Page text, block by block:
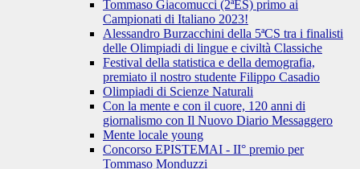
Tommaso Giacomucci (2ªES) primo ai
Campionati di Italiano 2023!
Alessandro Burzacchini della 5ªCS tra i finalisti
delle Olimpiadi di lingue e civiltà Classiche
Festival della statistica e della demografia,
premiato il nostro studente Filippo Casadio
Olimpiadi di Scienze Naturali
Con la mente e con il cuore, 120 anni di
giornalismo con Il Nuovo Diario Messaggero
Mente locale young
Concorso EPISTEMAI - II° premio per
Tommaso Monduzzi